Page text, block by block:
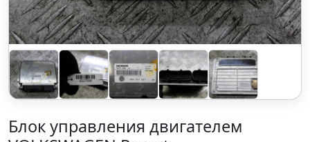
Блок управления двигателем